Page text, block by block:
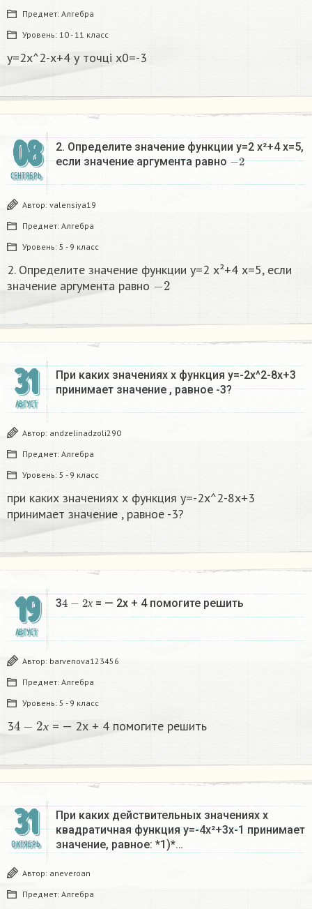
Предмет: Алгебра
Уровень: 10 - 11 класс
y=2x^2-x+4 у точці x0=-3​
08
СЕНТЯБРЬ
2. Определите значение функции y=2 x²+4 x=5,
если значение аргумента равно
2
Автор: valensiya19
Предмет: Алгебра
Уровень: 5 - 9 класс
2. Определите значение функции y=2 x²+4 x=5, если
значение аргумента равно −2
31
АВГУСТ
При каких значениях х функция у=-2х^2-8х+3
принимает значение , равное -3?
Автор: andzelinadzoli290
Предмет: Алгебра
Уровень: 5 - 9 класс
при каких значениях х функция у=-2х^2-8х+3
принимает значение , равное -3?
19
АВГУСТ
3 х
4−2х = — 2х + 4 помогите решить
Автор: barvenova123456
Предмет: Алгебра
Уровень: 5 - 9 класс
3 х
4 х = — 2х + 4 помогите решить
31
ОКТЯБРЬ
При каких действительных значениях х
квадратичная функция у=-4х²+3х-1 принимает
значение, равное: *1)*…
Автор: aneveroan
Предмет: Алгебра